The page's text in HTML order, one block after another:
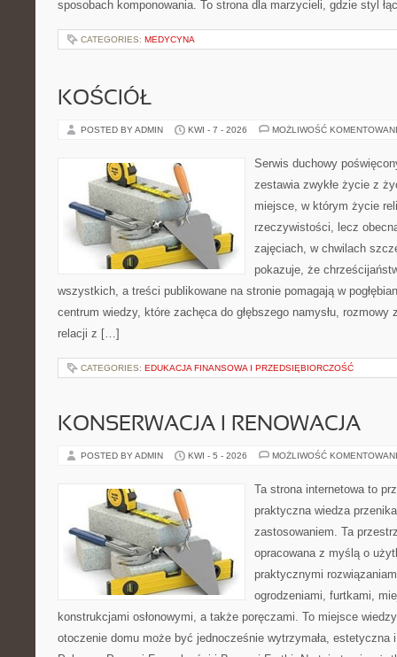
sposobach komponowania. To strona dla marzycieli, gdzie styl
CATEGORIES: MEDYCYNA
KOŚCIÓŁ
POSTED BY ADMIN KWI - 7 - 2026 MOŻLIWOŚĆ
Serwis duchowy
zestawia zwykłe życie z
miejsce, w którym życie
rzeczywistości, lecz
zajęciach, w chwilach
pokazuje, że
wszystkich, a treści publikowane na stronie pomagają w
centrum wiedzy, które zachęca do głębszego namysłu, rozmowy
relacji z […]
CATEGORIES: EDUKACJA FINANSOWA I PRZEDSIĘBIORCZOŚĆ
KONSERWACJA I RENOWACJA
POSTED BY ADMIN KWI - 5 - 2026 MOŻLIWOŚĆ
Ta strona internetowa to
praktyczna wiedza
zastosowaniem. Ta
opracowana z myślą o
praktycznymi
ogrodzeniami, furtkami,
konstrukcjami osłonowymi, a także poręczami. To miejsce
otoczenie domu może być jednocześnie wytrzymała, estetyczna